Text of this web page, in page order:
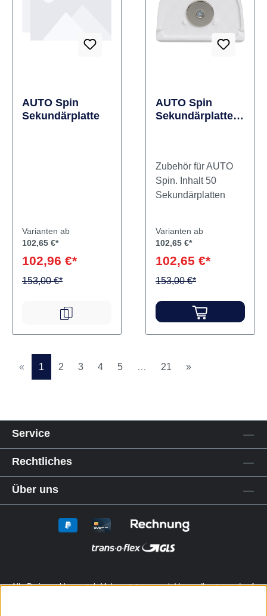
AUTO Spin
Sekundärplatte
Varianten ab
102,65 €*
102,96 €*
153,00 €*
AUTO Spin
Sekundärplatte
Zubehör für AUTO
Spin. Inhalt 50
Sekundärplatten
Varianten ab
102,65 €*
102,65 €*
153,00 €*
« 1 2 3 4 5 … 21 »
Service
Rechtliches
Über uns
Alle Preise exkl. gesetzl. Mehrwertsteuer zzgl.Versandkostenund ggf.